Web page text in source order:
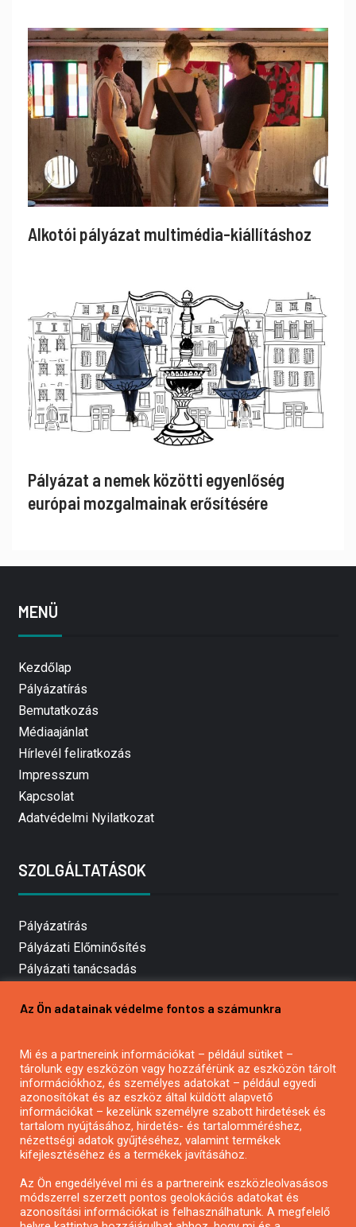
Alkotói pályázat multimédia-kiállításhoz
Pályázat a nemek közötti egyenlőség
európai mozgalmainak erősítésére
MENÜ
Kezdőlap
Pályázatírás
Bemutatkozás
Médiaajánlat
Hírlevél feliratkozás
Impresszum
Kapcsolat
Adatvédelmi Nyilatkozat
SZOLGÁLTATÁSOK
Pályázatírás
Pályázati Előminősítés
Pályázati tanácsadás
Mezőgazdasági pályázatírás
Pályázatírás civil szervezeteknek
Pályázatírás önkormányzatoknak
Pályázatfigyelés
Specifikus pályázatfigyelés vagy hírlevél
Az Ön adatainak védelme fontos a számunkra
Mi és a partnereink információkat – például sütiket –
tárolunk egy eszközön vagy hozzáférünk az eszközön tárolt
információkhoz, és személyes adatokat – például egyedi
azonosítókat és az eszköz által küldött alapvető
információkat – kezelünk személyre szabott hirdetések és
tartalom nyújtásához, hirdetés- és tartalomméréshez,
nézettségi adatok gyűjtéséhez, valamint termékek
kifejlesztéséhez és a termékek javításához.
Az Ön engedélyével mi és a partnereink eszközleolvasásos
módszerrel szerzett pontos geolokációs adatokat és
azonosítási információkat is felhasználhatunk. A megfelelő